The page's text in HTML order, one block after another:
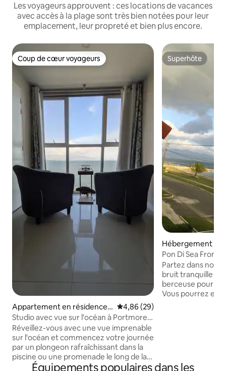
Les voyageurs approuvent : ces locations de vacances
avec accès à la plage sont très bien notées pour leur
emplacement, leur propreté et bien plus encore.
Coup de cœur voyageurs
Coup de cœur voyageurs
Appartement en résidence ⋅
Portmore
Évaluation moyenne sur la
4,86 (29)
Studio avec vue sur l'océan à Portmore,
Jamaïque
Réveillez-vous avec une vue imprenable
sur l'océan et commencez votre journée
par un plongeon rafraîchissant dans la
piscine ou une promenade le long de la
plage dans ce joyau caché de Portmore,
Superhôte
Superhôte
Hébergement ⋅
Pon Di Sea Front
Partez dans notre
bruit tranquille
berceuse pour
Vous pourrez
trampoline privé
Équipements populaires dans les